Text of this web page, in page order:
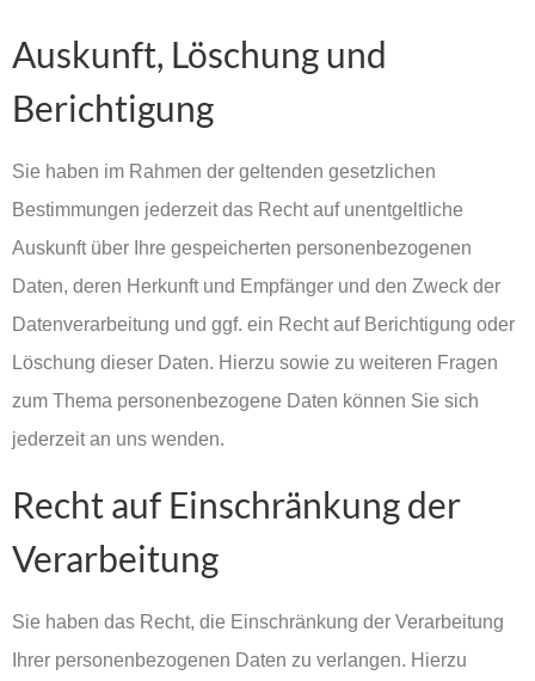
Auskunft, Löschung und
Berichtigung
Sie haben im Rahmen der geltenden gesetzlichen
Bestimmungen jederzeit das Recht auf unentgeltliche
Auskunft über Ihre gespeicherten personenbezogenen
Daten, deren Herkunft und Empfänger und den Zweck der
Datenverarbeitung und ggf. ein Recht auf Berichtigung oder
Löschung dieser Daten. Hierzu sowie zu weiteren Fragen
zum Thema personenbezogene Daten können Sie sich
jederzeit an uns wenden.
Recht auf Einschränkung der
Verarbeitung
Sie haben das Recht, die Einschränkung der Verarbeitung
Ihrer personenbezogenen Daten zu verlangen. Hierzu